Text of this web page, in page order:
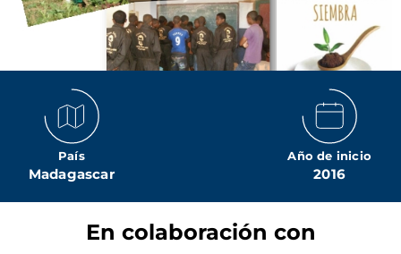
País
Madagascar
Año de inicio
2016
En colaboración con